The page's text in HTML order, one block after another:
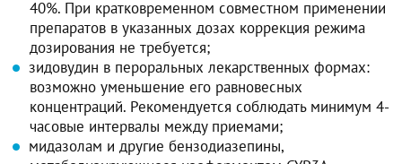
40%. При кратковременном совместном применении
препаратов в указанных дозах коррекция режима
дозирования не требуется;
зидовудин в пероральных лекарственных формах:
возможно уменьшение его равновесных
концентраций. Рекомендуется соблюдать минимум 4-
часовые интервалы между приемами;
мидазолам и другие бензодиазепины,